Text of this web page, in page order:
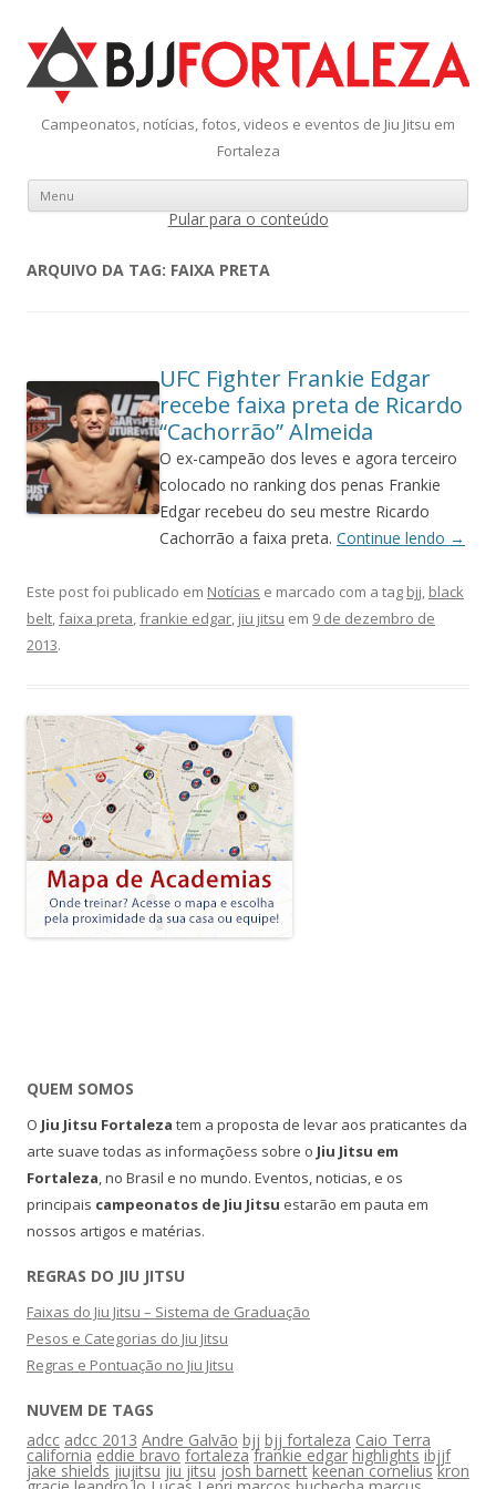
Campeonatos, notícias, fotos, videos e eventos de Jiu Jitsu em
Fortaleza
Menu
Pular para o conteúdo
ARQUIVO DA TAG: FAIXA PRETA
UFC Fighter Frankie Edgar
recebe faixa preta de Ricardo
“Cachorrão” Almeida
O ex-campeão dos leves e agora terceiro
colocado no ranking dos penas Frankie
Edgar recebeu do seu mestre Ricardo
Cachorrão a faixa preta. Continue lendo →
Este post foi publicado em Notícias e marcado com a tag bjj, black
belt,faixa preta,frankie edgar, jiu jitsu em 9 de dezembro de
2013.
QUEM SOMOS
O Jiu Jitsu Fortaleza tem a proposta de levar aos praticantes da
arte suave todas as informaçõess sobre o Jiu Jitsu em
Fortaleza, no Brasil e no mundo. Eventos, noticias, e os
principais campeonatos de Jiu Jitsu estarão em pauta em
nossos artigos e matérias.
REGRAS DO JIU JITSU
Faixas do Jiu Jitsu – Sistema de Graduação
Pesos e Categorias do Jiu Jitsu
Regras e Pontuação no Jiu Jitsu
NUVEM DE TAGS
adcc adcc 2013 Andre Galvão bjj bjj fortaleza Caio Terra
california eddie bravo fortaleza frankie edgar highlights ibjjf
jake shields jiujitsu jiu jitsu josh barnett keenan cornelius kron